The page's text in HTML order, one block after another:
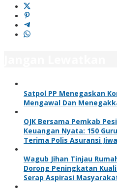
Satpol PP Menegaskan
Mengawal Dan
OJK Bersama Pemkab
Keuangan Nyata: 150
Terima Polis Asuransi Jiwa
Wagub Jihan Tinjau
Dorong Peningkatan
Serap Aspirasi